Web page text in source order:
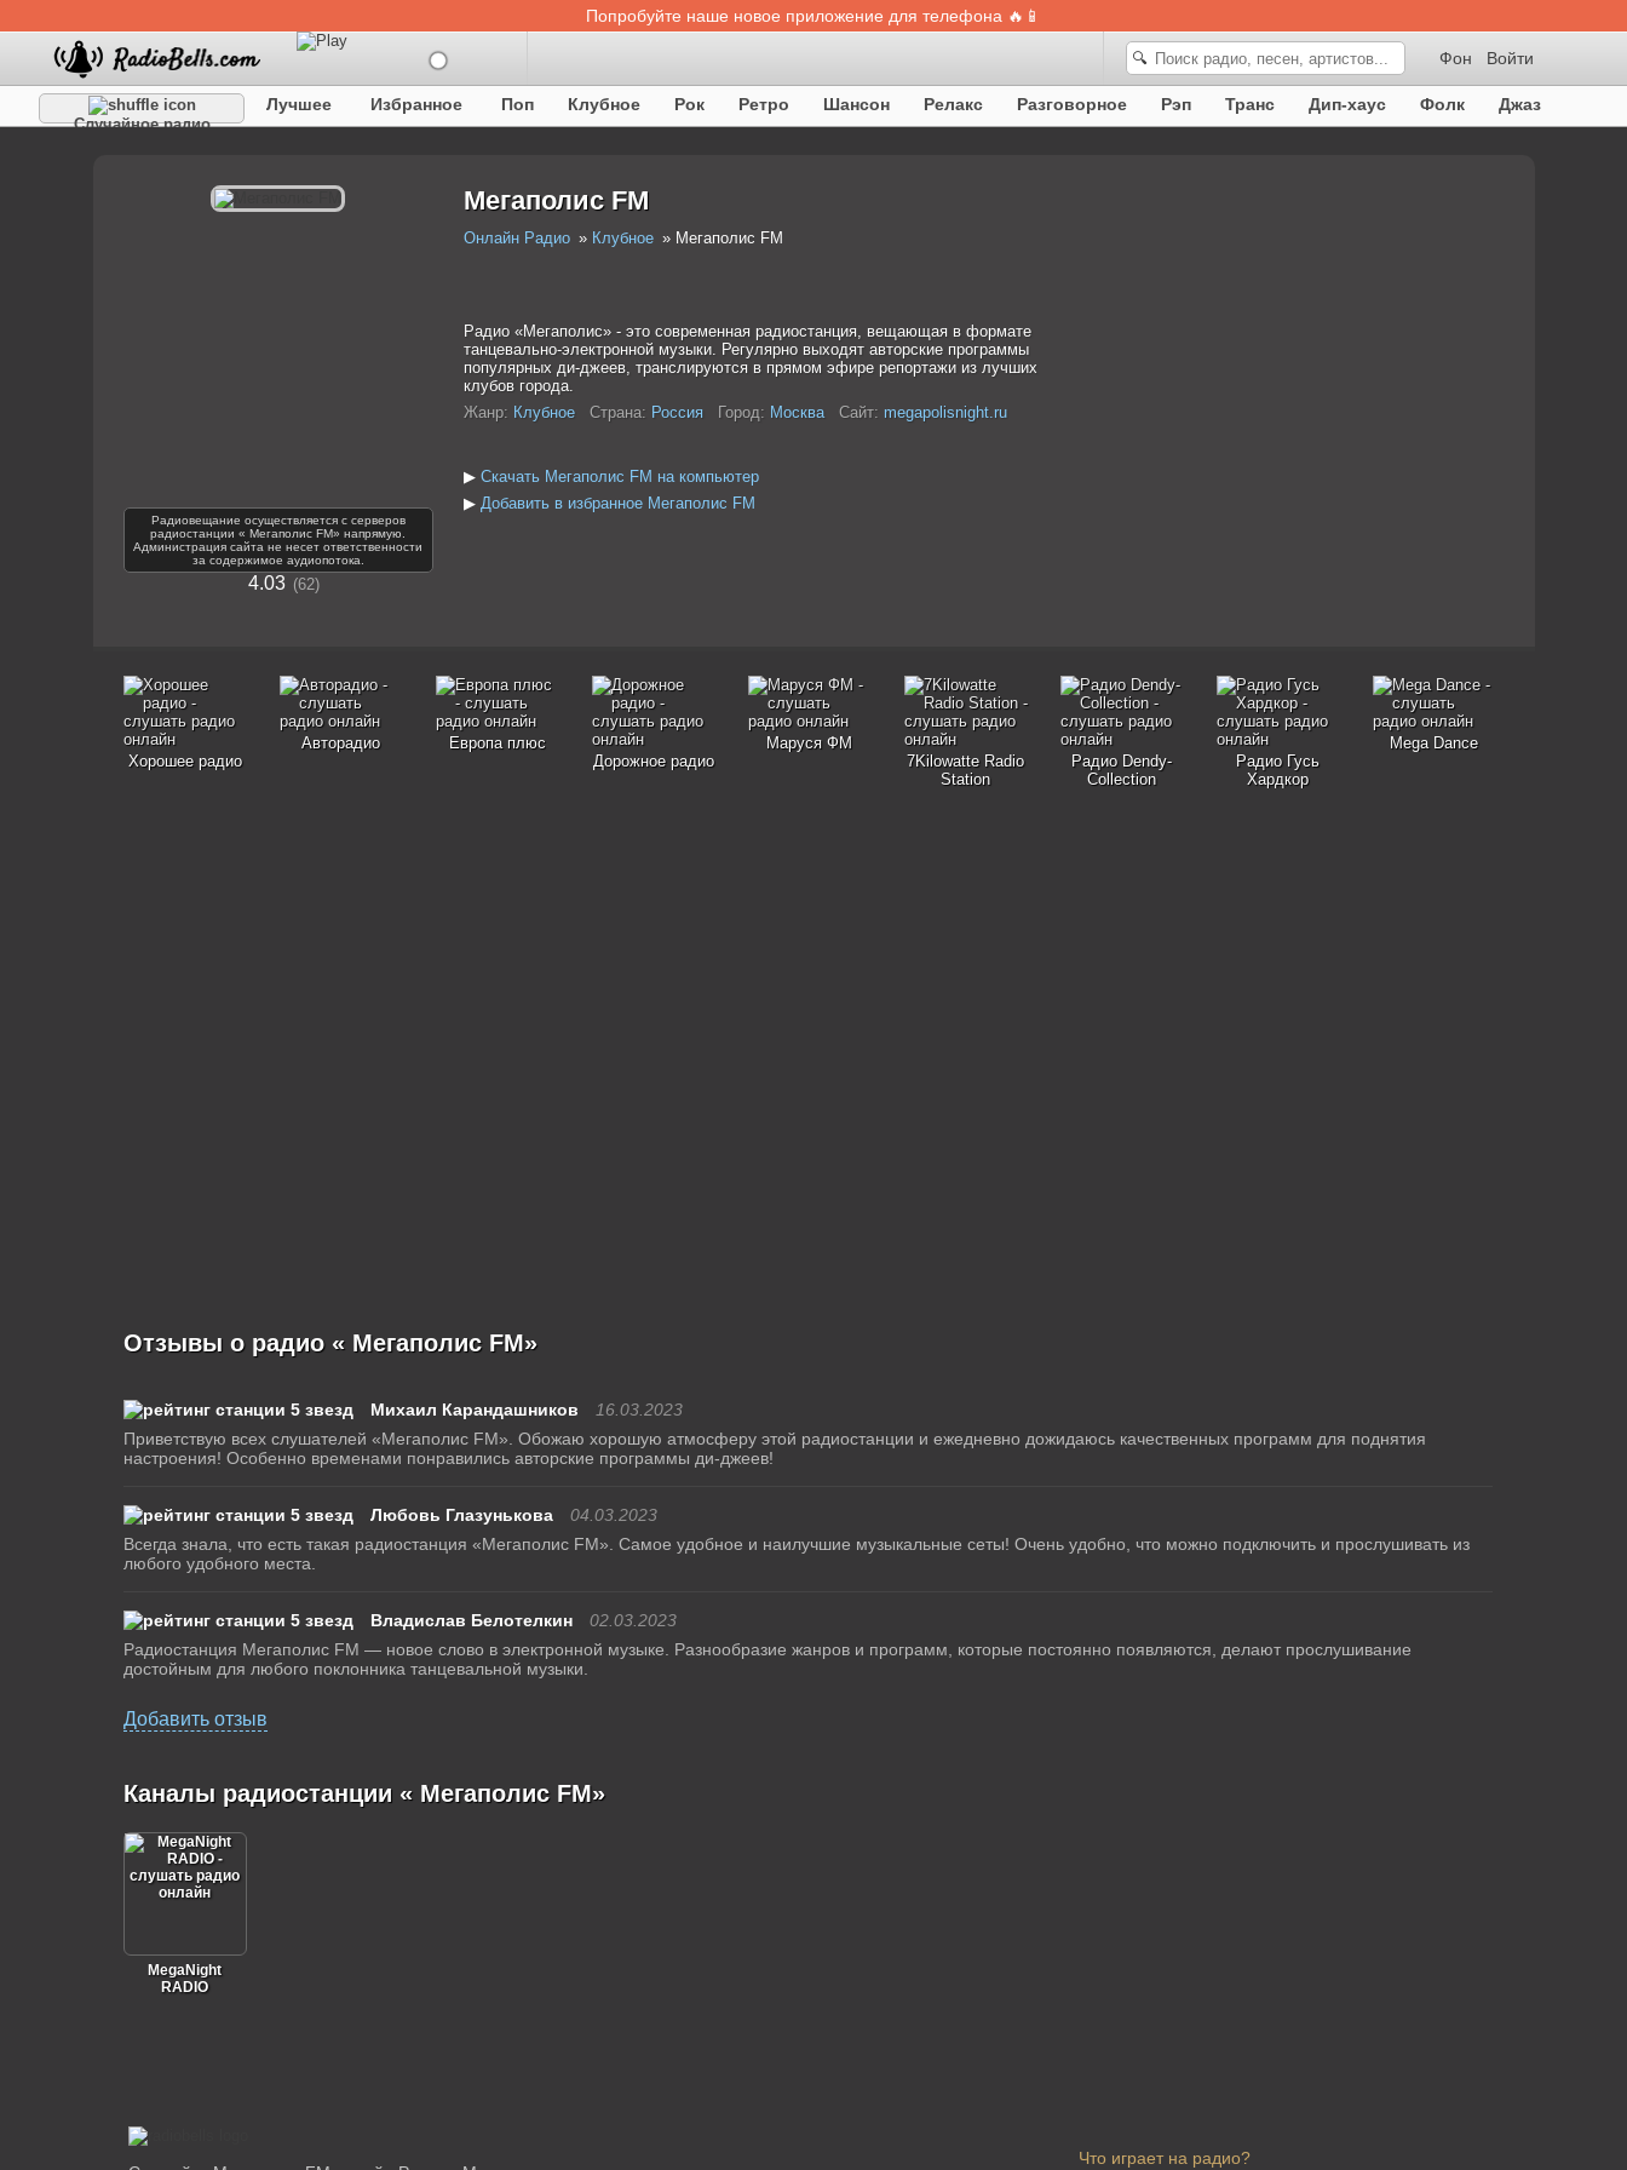
Попробуйте наше новое приложение для телефона 🔥📱
Войти
Фон
🔍
Случайное радио
Лучшее Избранное Поп Клубное Рок Ретро Шансон Релакс Разговорное Рэп Транс Дип-хаус Фолк
Джаз
Радиовещание осуществляется с серверов
радиостанции « Мегаполис FM» напрямую.
Администрация сайта не несет ответственности
за содержимое аудиопотока.
4.03 62
Мегаполис FM
Онлайн Радио Клубное Мегаполис FM
Радио «Мегаполис» - это современная радиостанция, вещающая в формате
танцевально-электронной музыки. Регулярно выходят авторские программы
популярных ди-джеев, транслируются в прямом эфире репортажи из лучших
клубов города.
Жанр: Клубное Страна: Россия Город: Москва Сайт: megapolisnight.ru
▶ Скачать Мегаполис FM на компьютер
▶ Добавить в избранное Мегаполис FM
Хорошее радио
Авторадио
Европа плюс
Дорожное радио
Маруся ФМ
7Kilowatte Radio
Station
Радио Dendy-
Collection
Радио Гусь
Хардкор
Mega Dance
Отзывы о радио « Мегаполис FM»
Михаил Карандашников
16.03.2023
Приветствую всех слушателей «Мегаполис FM». Обожаю хорошую атмосферу этой радиостанции и ежедневно дожидаюсь качественных программ для поднятия
настроения! Особенно временами понравились авторские программы ди-джеев!
Любовь Глазунькова
04.03.2023
Всегда знала, что есть такая радиостанция «Мегаполис FM». Самое удобное и наилучшие музыкальные сеты! Очень удобно, что можно подключить и прослушивать из
любого удобного места.
Владислав Белотелкин
02.03.2023
Радиостанция Мегаполис FM — новое слово в электронной музыке. Разнообразие жанров и программ, которые постоянно появляются, делают прослушивание
достойным для любого поклонника танцевальной музыки.
Добавить отзыв
Каналы радиостанции « Мегаполис FM»
MegaNight
RADIO
Что играет на радио?